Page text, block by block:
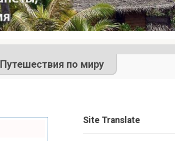
Путешествия по миру
Site Translate